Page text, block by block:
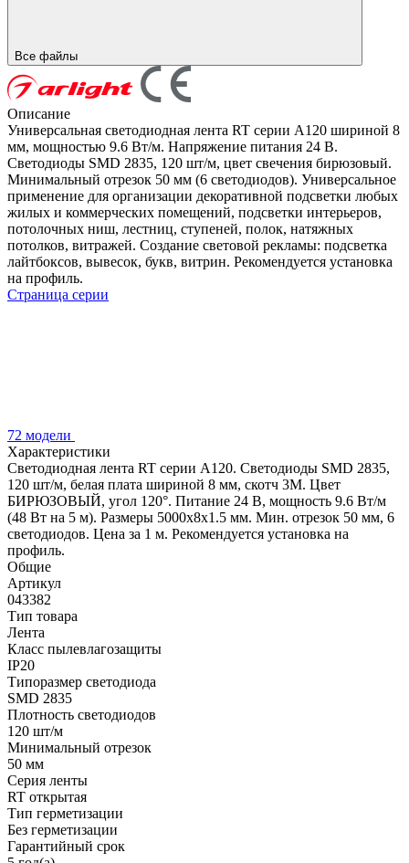
Все файлы
Описание
Универсальная светодиодная лента RT серии A120 шириной 8
мм, мощностью 9.6 Вт/м. Напряжение питания 24 В.
Светодиоды SMD 2835, 120 шт/м, цвет свечения бирюзовый.
Минимальный отрезок 50 мм (6 светодиодов). Универсальное
применение для организации декоративной подсветки любых
жилых и коммерческих помещений, подсветки интерьеров,
потолочных ниш, лестниц, ступеней, полок, натяжных
потолков, витражей. Создание световой рекламы: подсветка
лайтбоксов, вывесок, букв, витрин. Рекомендуется установка
на профиль.
Страница серии
72 модели
Характеристики
Светодиодная лента RT серии A120. Светодиоды SMD 2835,
120 шт/м, белая плата шириной 8 мм, скотч 3M. Цвет
БИРЮЗОВЫЙ, угол 120°. Питание 24 В, мощность 9.6 Вт/м
(48 Вт на 5 м). Размеры 5000x8x1.5 мм. Мин. отрезок 50 мм, 6
светодиодов. Цена за 1 м. Рекомендуется установка на
профиль.
Общие
Артикул
043382
Тип товара
Лента
Класс пылевлагозащиты
IP20
Типоразмер светодиода
SMD 2835
Плотность светодиодов
120 шт/м
Минимальный отрезок
50 мм
Серия ленты
RT открытая
Тип герметизации
Без герметизации
Гарантийный срок